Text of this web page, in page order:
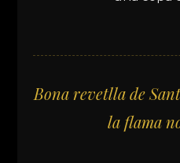
Bona revetlla de
la flama